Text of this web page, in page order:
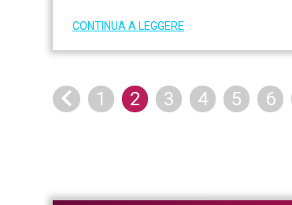
CONTINUA A LEGGERE
Previous
1 2 3 4 5 6